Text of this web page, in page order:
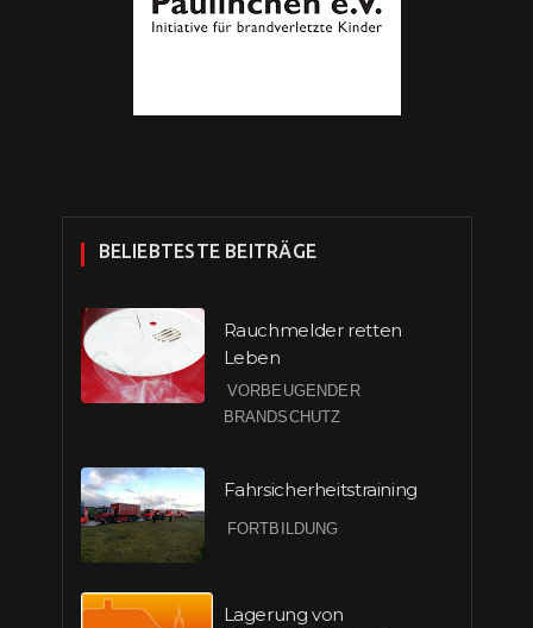
BELIEBTESTE BEITRÄGE
Rauchmelder retten
Leben
VORBEUGENDER
BRANDSCHUTZ
Fahrsicherheitstraining
FORTBILDUNG
Lagerung von